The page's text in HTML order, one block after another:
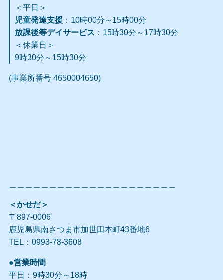
＜平日＞
児童発達支援：10時00分～15時00分
放課後等デイサービス ：15時30分～17時30分
＜休業日＞
9時30分～15時30分
(事業所番号 4650004650)
＜かせだ＞
〒897-0006
鹿児島県南さつま市加世田本町43番地6
TEL：0993-78-3608
●営業時間
平日：9時30分～18時